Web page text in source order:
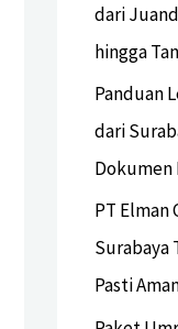
dari
hingga
Panduan
dari
Dokumen
PT Elman
Surabaya
Pasti